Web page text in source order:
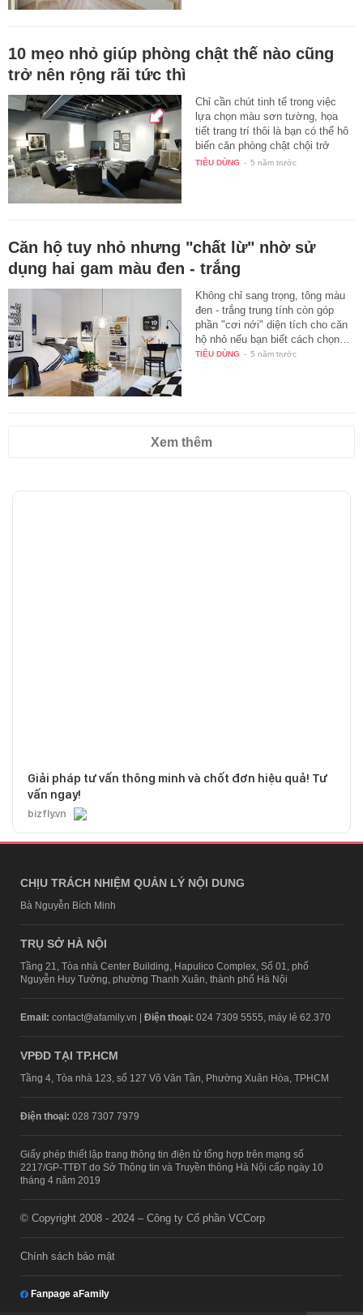
10 mẹo nhỏ giúp phòng chật thế nào cũng
trở nên rộng rãi tức thì
Chỉ cần chút tinh tế trong việc
lựa chọn màu sơn tường, họa
tiết trang trí thôi là bạn có thể hô
biến căn phòng chật chội trở
nên…
TIÊU DÙNG - 5 năm trước
Căn hộ tuy nhỏ nhưng "chất lừ" nhờ sử
dụng hai gam màu đen - trắng
Không chỉ sang trọng, tông màu
đen - trắng trung tính còn góp
phần "cơi nới" diện tích cho căn
hộ nhỏ nếu bạn biết cách chọn…
TIÊU DÙNG - 5 năm trước
Xem thêm
Giải pháp tư vấn thông minh và chốt đơn hiệu quả! Tư
vấn ngay!
bizfly.vn
CHỊU TRÁCH NHIỆM QUẢN LÝ NỘI DUNG
Bà Nguyễn Bích Minh
TRỤ SỞ HÀ NỘI
Tầng 21, Tòa nhà Center Building, Hapulico Complex, Số 01, phố
Nguyễn Huy Tưởng, phường Thanh Xuân, thành phố Hà Nội
Email: contact@afamily.vn | Điện thoại: 024 7309 5555, máy lẻ 62.370
VPĐD TẠI TP.HCM
Tầng 4, Tòa nhà 123, số 127 Võ Văn Tần, Phường Xuân Hòa, TPHCM
Điện thoại: 028 7307 7979
Giấy phép thiết lập trang thông tin điện tử tổng hợp trên mạng số
2217/GP-TTĐT do Sở Thông tin và Truyền thông Hà Nội cấp ngày 10
tháng 4 năm 2019
© Copyright 2008 - 2024 – Công ty Cổ phần VCCorp
Chính sách bảo mật
Fanpage aFamily